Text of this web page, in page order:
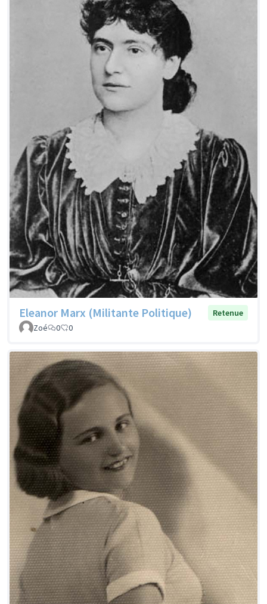
Eleanor Marx (Militante Politique)
Retenue
Zoé
0 0